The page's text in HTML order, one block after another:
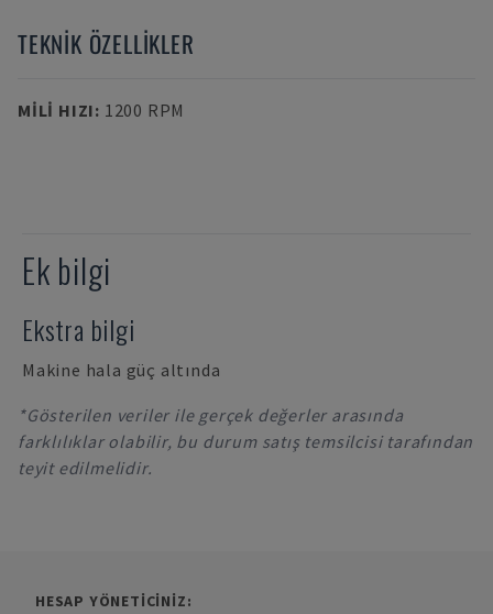
TEKNIK ÖZELLIKLER
MILI HIZI: 1200 RPM
Ek bilgi
Ekstra bilgi
Makine hala güç altında
*Gösterilen veriler ile gerçek değerler arasında
farklılıklar olabilir, bu durum satış temsilcisi tarafından
teyit edilmelidir.
HESAP YÖNETICINIZ: